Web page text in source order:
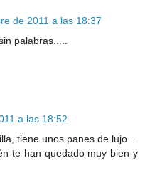
de 2011 a las 18:37
palabras.....
a las 18:52
tiene unos panes de lujo...
te han quedado muy bien y